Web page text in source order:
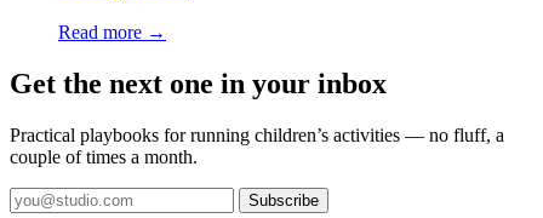
Read more →
Get the next one in your inbox
Practical playbooks for running children’s activities — no fluff, a
couple of times a month.
Subscribe